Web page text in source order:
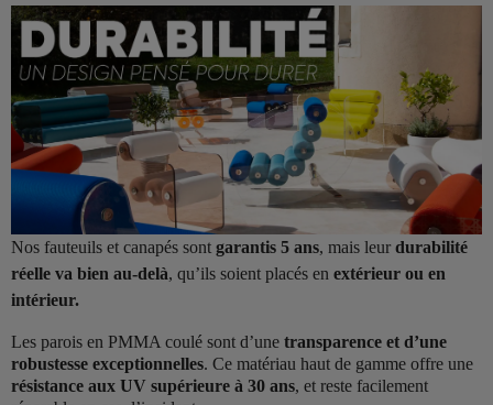
Nos fauteuils et canapés sont garantis 5 ans, mais leur durabilité
réelle va bien au-delà, qu’ils soient placés en extérieur ou en
intérieur.
Les parois en PMMA coulé sont d’une transparence et d’une
robustesse exceptionnelles. Ce matériau haut de gamme offre une
résistance aux UV supérieure à 30 ans, et reste facilement